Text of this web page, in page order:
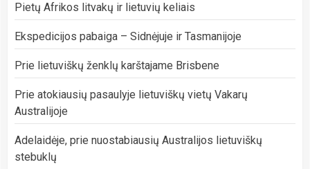
Pietų Afrikos litvakų ir lietuvių keliais
Ekspedicijos pabaiga – Sidnėjuje ir Tasmanijoje
Prie lietuviškų ženklų karštajame Brisbene
Prie atokiausių pasaulyje lietuviškų vietų Vakarų
Australijoje
Adelaidėje, prie nuostabiausių Australijos lietuviškų
stebuklų